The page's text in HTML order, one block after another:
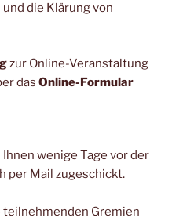
die Klärung von
zur Online-Veranstaltung
das Online-Formular
wenige Tage vor der
per Mail zugeschickt.
teilnehmenden Gremien